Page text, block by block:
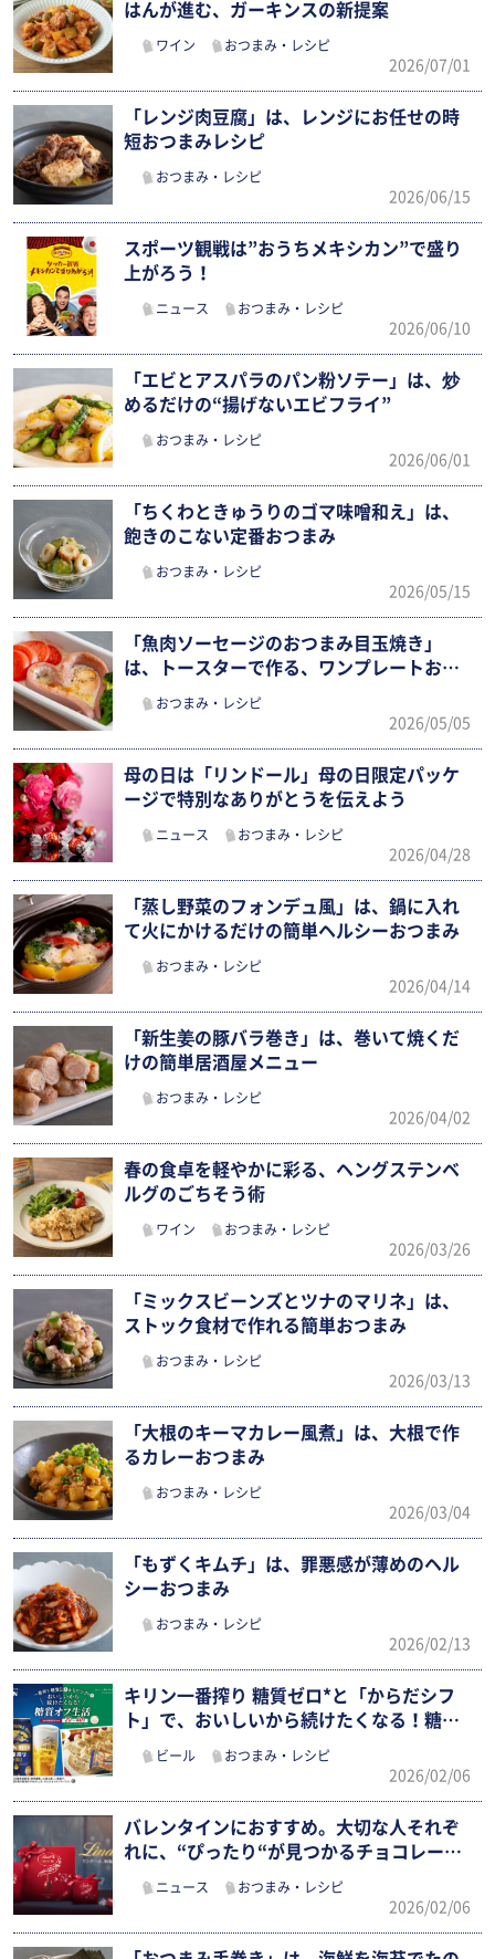
はんが進む、ガーキンスの新提案
ワイン おつまみ・レシピ
2026/07/01
「レンジ肉豆腐」は、レンジにお任せの時
短おつまみレシピ
おつまみ・レシピ
2026/06/15
スポーツ観戦は”おうちメキシカン”で盛り
上がろう！
ニュース おつまみ・レシピ
2026/06/10
「エビとアスパラのパン粉ソテー」は、炒
めるだけの“揚げないエビフライ”
おつまみ・レシピ
2026/06/01
「ちくわときゅうりのゴマ味噌和え」は、
飽きのこない定番おつまみ
おつまみ・レシピ
2026/05/15
「魚肉ソーセージのおつまみ目玉焼き」
は、トースターで作る、ワンプレートおつ
おつまみ・レシピ
2026/05/05
母の日は「リンドール」母の日限定パッケ
ージで特別なありがとうを伝えよう
ニュース おつまみ・レシピ
2026/04/28
「蒸し野菜のフォンデュ風」は、鍋に入れ
て火にかけるだけの簡単ヘルシーおつまみ
おつまみ・レシピ
2026/04/14
「新生姜の豚バラ巻き」は、巻いて焼くだ
けの簡単居酒屋メニュー
おつまみ・レシピ
2026/04/02
春の食卓を軽やかに彩る、ヘングステンベ
ルグのごちそう術
ワイン おつまみ・レシピ
2026/03/26
「ミックスビーンズとツナのマリネ」は、
ストック食材で作れる簡単おつまみ
おつまみ・レシピ
2026/03/13
「大根のキーマカレー風煮」は、大根で作
るカレーおつまみ
おつまみ・レシピ
2026/03/04
「もずくキムチ」は、罪悪感が薄めのヘル
シーおつまみ
おつまみ・レシピ
2026/02/13
キリン一番搾り 糖質ゼロ*と「からだシフ
ト」で、おいしいから続けたくなる！糖
ビール おつまみ・レシピ
2026/02/06
バレンタインにおすすめ。大切な人それぞ
れに、“ぴったり“が見つかるチョコレー
ニュース おつまみ・レシピ
2026/02/06